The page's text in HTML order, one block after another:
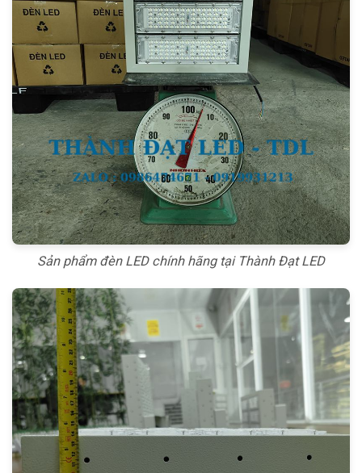
Sản phẩm đèn LED chính hãng tại Thành Đạt LED